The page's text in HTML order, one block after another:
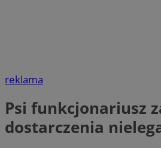
reklama
Psi funkcjonariusz
dostarczenia